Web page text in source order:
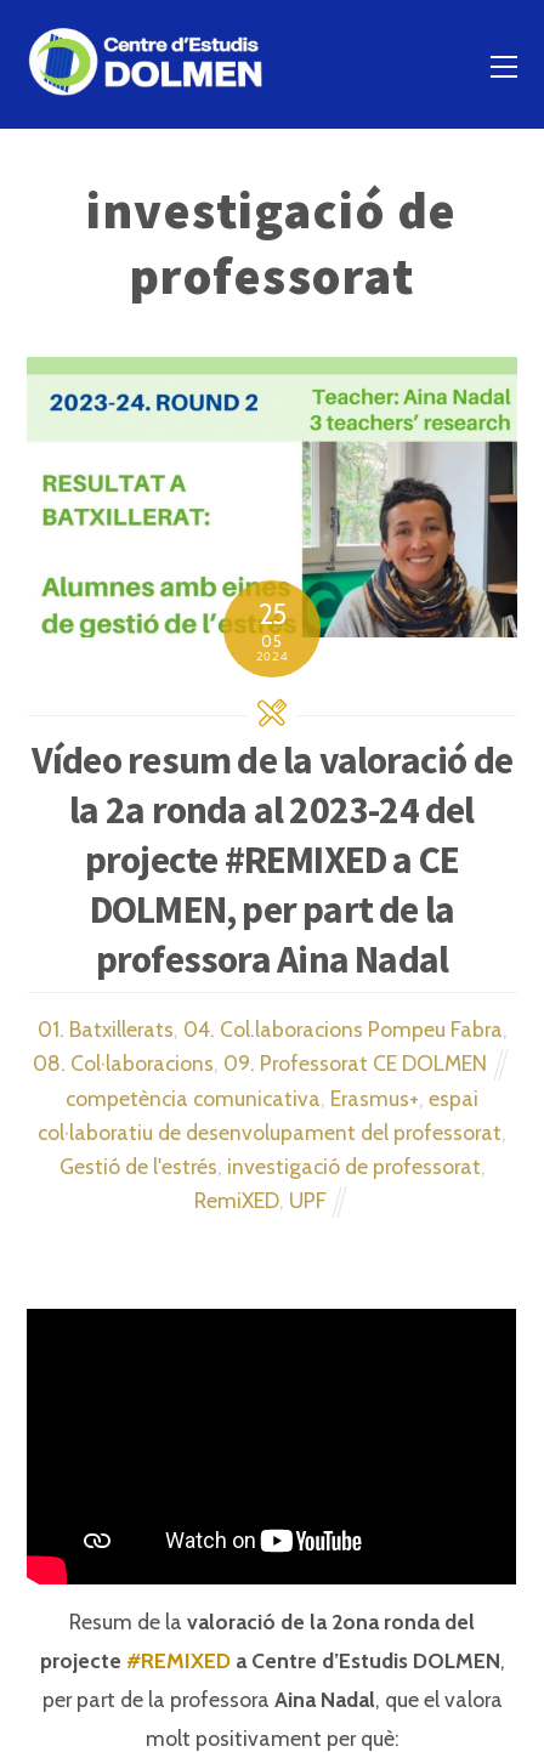
investigació de
professorat
25
05
2024
Vídeo resum de la valoració de
la 2a ronda al 2023-24 del
projecte #REMIXED a CE
DOLMEN, per part de la
professora Aina Nadal
01. Batxillerats 04. Col.laboracions Pompeu Fabra
08. Col·laboracions 09. Professorat CE DOLMEN
competència comunicativa Erasmus+ espai
col·laboratiu de desenvolupament del professorat
Gestió de l'estrés investigació de professorat
RemiXED, UPF
Resum de la valoració de la 2ona ronda del
projecte #REMIXEDa Centre d’Estudis DOLMEN,
per part de la professora Aina Nadal, que el valora
molt positivament per què:⁣⁣